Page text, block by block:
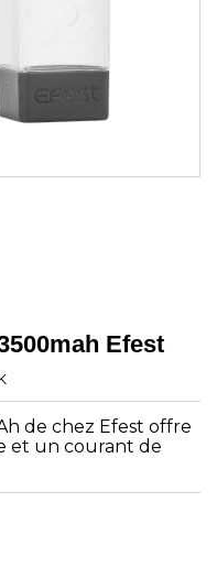
Efest
de chez Efest offre
et un courant de